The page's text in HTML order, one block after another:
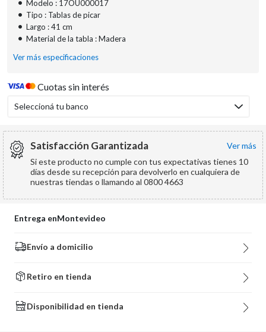
Modelo : 17OU000017
• Tipo : Tablas de picar
• Largo : 41 cm
• Material de la tabla : Madera
Ver más especificaciones
Cuotas sin interés
Seleccioná tu banco
Satisfacción Garantizada
ver más
Si este producto no cumple con tus expectativas tienes 10
días desde su recepción para devolverlo en cualquiera de
nuestras tiendas o llamando al 0800 4663
Entrega enMontevideo
Envío a domicilio
Retiro en tienda
Disponibilidad en tienda